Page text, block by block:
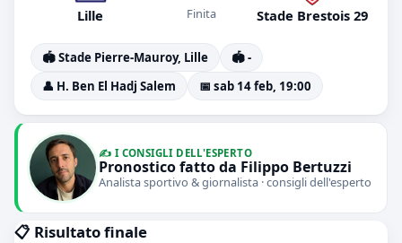
Lille Finita Stade Brestois 29
🏟️ Stade Pierre-Mauroy, Lille
🏟️ -
👤 H. Ben El Hadj Salem
📅 sab 14 feb, 19:00
✍️ I CONSIGLI DELL'ESPERTO
Pronostico fatto da Filippo Bertuzzi
Analista sportivo & giornalista · consigli dell'esperto
📋 Risultato finale